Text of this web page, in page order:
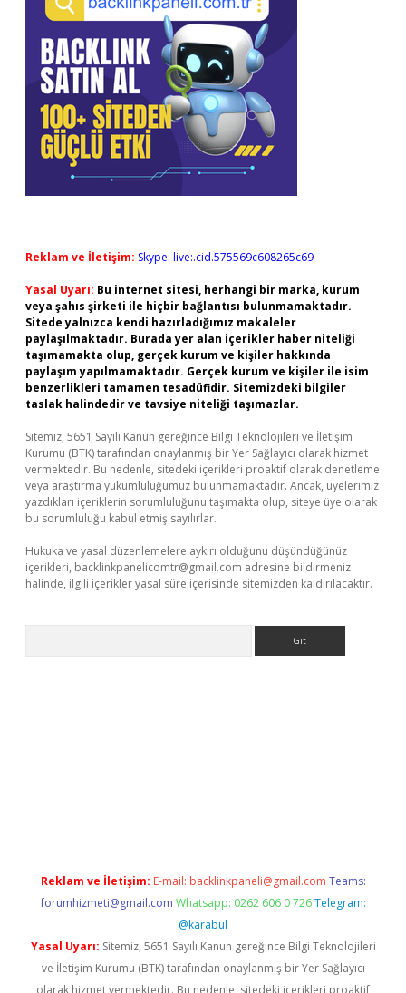
Reklam ve İletişim: Skype: live:.cid.575569c608265c69
Yasal Uyarı: Bu internet sitesi, herhangi bir marka, kurum
veya şahıs şirketi ile hiçbir bağlantısı bulunmamaktadır.
Sitede yalnızca kendi hazırladığımız makaleler
paylaşılmaktadır. Burada yer alan içerikler haber niteliği
taşımamakta olup, gerçek kurum ve kişiler hakkında
paylaşım yapılmamaktadır. Gerçek kurum ve kişiler ile isim
benzerlikleri tamamen tesadüfidir. Sitemizdeki bilgiler
taslak halindedir ve tavsiye niteliği taşımazlar.
Sitemiz, 5651 Sayılı Kanun gereğince Bilgi Teknolojileri ve İletişim
Kurumu (BTK) tarafından onaylanmış bir Yer Sağlayıcı olarak hizmet
vermektedir. Bu nedenle, sitedeki içerikleri proaktif olarak denetleme
veya araştırma yükümlülüğümüz bulunmamaktadır. Ancak, üyelerimiz
yazdıkları içeriklerin sorumluluğunu taşımakta olup, siteye üye olarak
bu sorumluluğu kabul etmiş sayılırlar.
Hukuka ve yasal düzenlemelere aykırı olduğunu düşündüğünüz
içerikleri, backlinkpanelicomtr@gmail.com adresine bildirmeniz
halinde, ilgili içerikler yasal süre içerisinde sitemizden kaldırılacaktır.
Reklam ve İletişim: E-mail: backlinkpaneli@gmail.com Teams:
forumhizmeti@gmail.com Whatsapp: 0262 606 0 726 Telegram:
@karabul
Yasal Uyarı: Sitemiz, 5651 Sayılı Kanun gereğince Bilgi Teknolojileri
ve İletişim Kurumu (BTK) tarafından onaylanmış bir Yer Sağlayıcı
olarak hizmet vermektedir. Bu nedenle, sitedeki içerikleri proaktif